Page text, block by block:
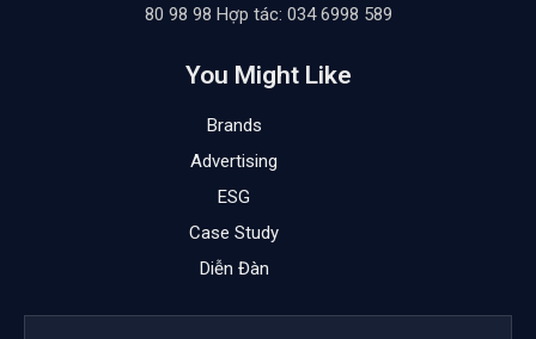
80 98 98 Hợp tác: 034 6998 589
You Might Like
Brands
Advertising
ESG
Case Study
Diễn Đàn